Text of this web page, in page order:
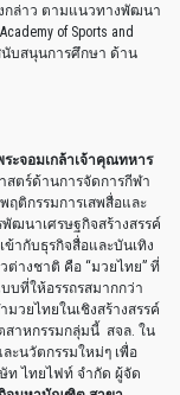
งกล่าว ตามแนวทางพัฒนา
of Sports and
นับสนุนการศึกษา ด้าน
ะจอมเกล้าเจ้าคุณทหาร
สตร์ด้านการจัดการกีฬา
ฤติกรรมการเสพสื่อและ
ฒนาเศรษฐกิจสร้างสรรค์
ข้ากับธุรกิจสื่อและบันเทิง
างชาติ คือ “มวยไทย” ที่
บที่ให้อรรถรสมากกว่า
วยไทยในเชิงสร้างสรรค์
สาหกรรมกลุ่มนี้ สจล. ใน
ะนวัตกรรมใหม่ๆ เพื่อ
ท ไทยไฟท์ จํากัด ผู้จัด